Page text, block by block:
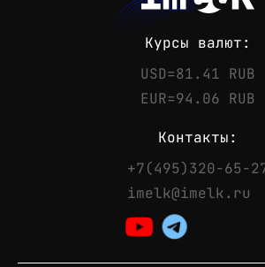
Контакты
Email: imelk@imelk.ru
Курсы валют:
USD=81.41 RUB
EUR=94.06 RUB
Контакты:
+7(495)320-65-
imelk@imelk.ru